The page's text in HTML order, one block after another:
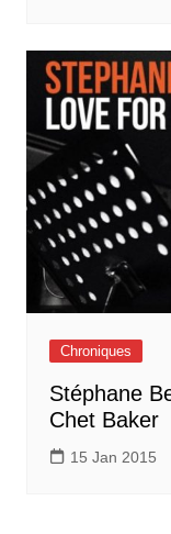
Chroniques
Stéphane
Chet Baker
15 Jan 2015